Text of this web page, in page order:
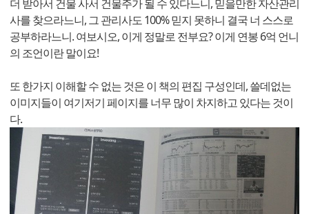
더 받아서 건물 사서 건물주가 될 수 있다느니, 믿을만한 자산관리
사를 찾으라느니, 그 관리사도 100% 믿지 못하니 결국 너 스스로
공부하라느니. 여보시오, 이게 정말로 전부요? 이게 연봉 6억 언니
의 조언이란 말이요!
또 한가지 이해할 수 없는 것은 이 책의 편집 구성인데, 쓸데없는
이미지들이 여기저기 페이지를 너무 많이 차지하고 있다는 것이
다.